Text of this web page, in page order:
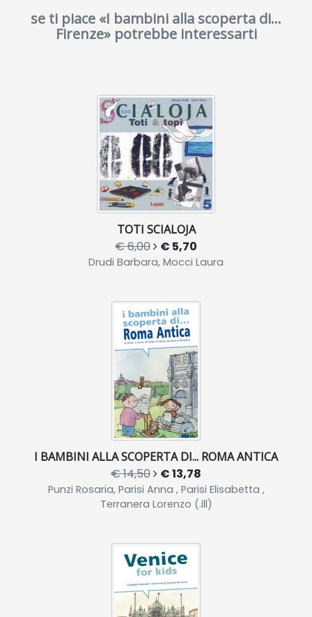
se ti piace «I bambini alla scoperta di...
Firenze» potrebbe interessarti
TOTI SCIALOJA
€ 6,00 € 5,70
Drudi Barbara, Mocci Laura
I BAMBINI ALLA SCOPERTA DI... ROMA ANTICA
€ 14,50 € 13,78
Punzi Rosaria, Parisi Anna , Parisi Elisabetta ,
Terranera Lorenzo (.ill)